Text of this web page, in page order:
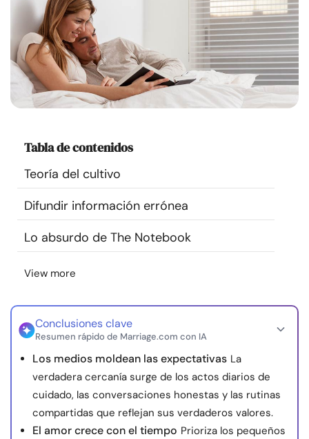
Familia
Ayuda
Cursos
Comunidad
Encuentra un terapeuta
Idioma
Sobre nosotros Contáctanos Escríbenos
Publicidad con
nosotros
© Copyright 2026. Todos los derechos reservados.
Tabla de contenidos
Teoría del cultivo
Difundir información errónea
Lo absurdo de The Notebook
View more
Conclusiones clave
Resumen rápido de Marriage.com con IA
Los medios moldean las expectativas La
verdadera cercanía surge de los actos diarios de
cuidado, las conversaciones honestas y las rutinas
compartidas que reflejan sus verdaderos valores.
El amor crece con el tiempo Prioriza los pequeños